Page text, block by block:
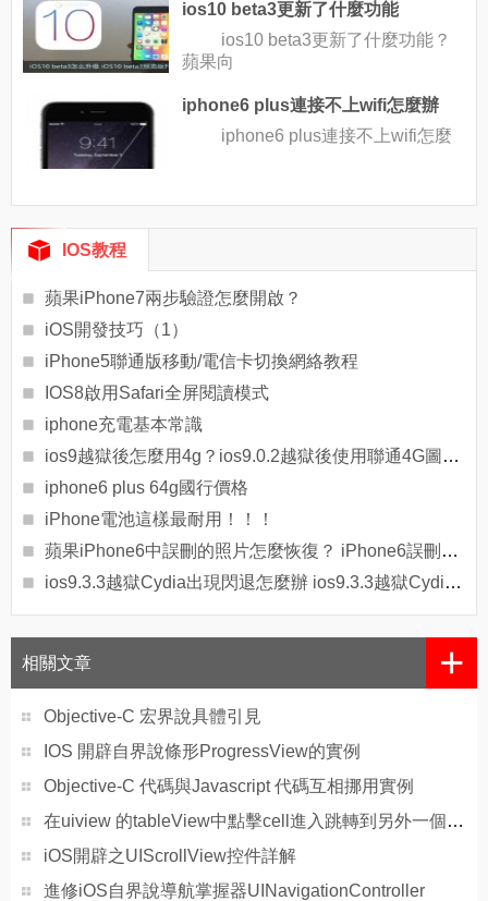
ios10 beta3更新了什麼功能
ios10 beta3更新了什麼功能？
蘋果向
iphone6 plus連接不上wifi怎麼辦
iphone6 plus連接不上wifi怎麼
IOS教程
蘋果iPhone7兩步驗證怎麼開啟？
iOS開發技巧（1）
iPhone5聯通版移動/電信卡切換網絡教程
IOS8啟用Safari全屏閱讀模式
iphone充電基本常識
ios9越獄後怎麼用4g？ios9.0.2越獄後使用聯通4G圖文教程
iphone6 plus 64g國行價格
iPhone電池這樣最耐用！！！
蘋果iPhone6中誤刪的照片怎麼恢復？ iPhone6誤刪照片恢復方法[圖]
ios9.3.3越獄Cydia出現閃退怎麼辦 ios9.3.3越獄Cydia閃退插件失效怎麼辦
相關文章 +
Objective-C 宏界說具體引見
IOS 開辟自界說條形ProgressView的實例
Objective-C 代碼與Javascript 代碼互相挪用實例
在uiview 的tableView中點擊cell進入跳轉到另外一個界面的完成辦法
iOS開辟之UIScrollView控件詳解
進修iOS自界說導航掌握器UINavigationController